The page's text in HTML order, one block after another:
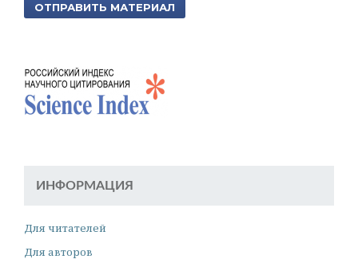
ОТПРАВИТЬ МАТЕРИАЛ
ИНФОРМАЦИЯ
Для читателей
Для авторов